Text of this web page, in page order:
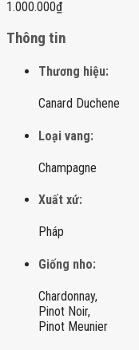
1.000.000₫
Thông tin
Thương hiệu:
Canard Duchene
Loại vang:
Champagne
Xuất xứ:
Pháp
Giống nho:
Chardonnay,
Pinot Noir,
Pinot Meunier